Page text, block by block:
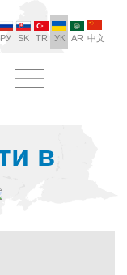
РУ SK TR УК AR 中文
в